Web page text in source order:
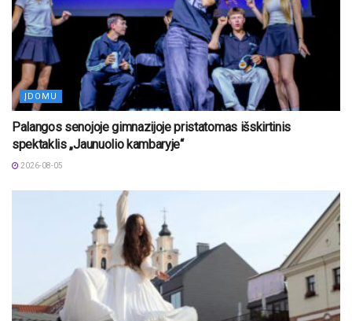
ĮDOMU
Palangos senojoje gimnazijoje pristatomas išskirtinis
spektaklis „Jaunuolio kambaryje“
2026-08-05